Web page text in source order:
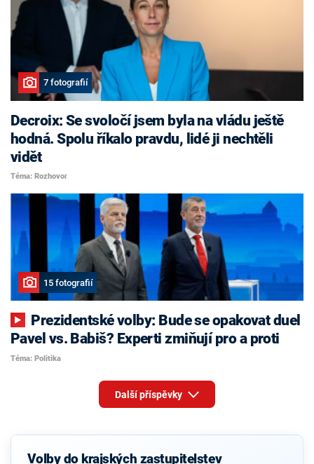
7 fotografií
Decroix: Se svoločí jsem byla na vládu ještě
hodná. Spolu říkalo pravdu, lidé ji nechtěli
vidět
Téma: Rozhovor
15 fotografií
Pavel vs. Babiš? Experti zmiňují pro a proti
Téma: Politika
Další příspěvky
Volby do krajských zastupitelstev